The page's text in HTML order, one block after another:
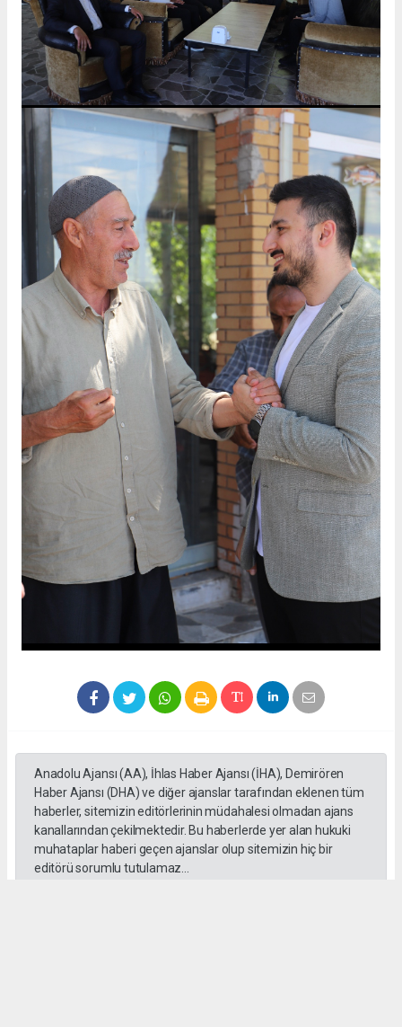
Anadolu Ajansı (AA), İhlas Haber Ajansı (İHA), Demirören
Haber Ajansı (DHA) ve diğer ajanslar tarafından eklenen tüm
haberler, sitemizin editörlerinin müdahalesi olmadan ajans
kanallarından çekilmektedir. Bu haberlerde yer alan hukuki
muhataplar haberi geçen ajanslar olup sitemizin hiç bir
editörü sorumlu tutulamaz...